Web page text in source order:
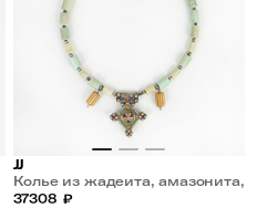
JJ
Колье из жадеита, амазонита,
лазурита и винтажных бусин
37308 ₽